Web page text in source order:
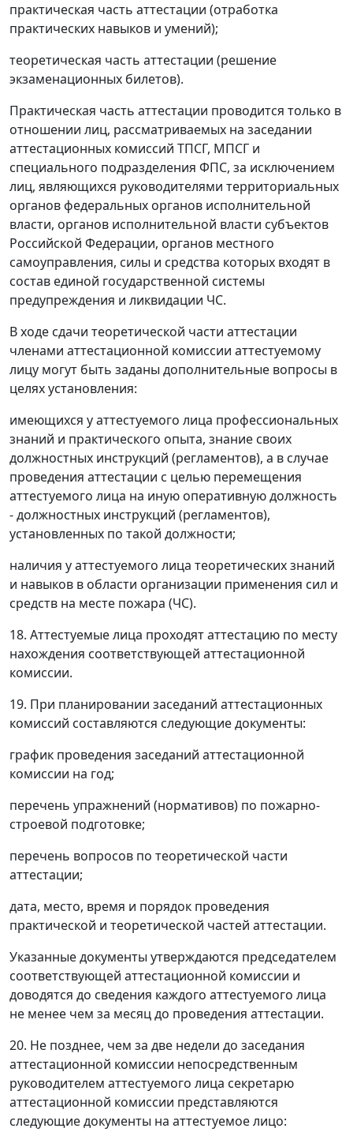
практическая часть аттестации (отработка
практических навыков и умений);
теоретическая часть аттестации (решение
экзаменационных билетов).
Практическая часть аттестации проводится только в
отношении лиц, рассматриваемых на заседании
аттестационных комиссий ТПСГ, МПСГ и
специального подразделения ФПС, за исключением
лиц, являющихся руководителями территориальных
органов федеральных органов исполнительной
власти, органов исполнительной власти субъектов
Российской Федерации, органов местного
самоуправления, силы и средства которых входят в
состав единой государственной системы
предупреждения и ликвидации ЧС.
В ходе сдачи теоретической части аттестации
членами аттестационной комиссии аттестуемому
лицу могут быть заданы дополнительные вопросы в
целях установления:
имеющихся у аттестуемого лица профессиональных
знаний и практического опыта, знание своих
должностных инструкций (регламентов), а в случае
проведения аттестации с целью перемещения
аттестуемого лица на иную оперативную должность
- должностных инструкций (регламентов),
установленных по такой должности;
наличия у аттестуемого лица теоретических знаний
и навыков в области организации применения сил и
средств на месте пожара (ЧС).
18. Аттестуемые лица проходят аттестацию по месту
нахождения соответствующей аттестационной
комиссии.
19. При планировании заседаний аттестационных
комиссий составляются следующие документы:
график проведения заседаний аттестационной
комиссии на год;
перечень упражнений (нормативов) по пожарно-
строевой подготовке;
перечень вопросов по теоретической части
аттестации;
дата, место, время и порядок проведения
практической и теоретической частей аттестации.
Указанные документы утверждаются председателем
соответствующей аттестационной комиссии и
доводятся до сведения каждого аттестуемого лица
не менее чем за месяц до проведения аттестации.
20. Не позднее, чем за две недели до заседания
аттестационной комиссии непосредственным
руководителем аттестуемого лица секретарю
аттестационной комиссии представляются
следующие документы на аттестуемое лицо: